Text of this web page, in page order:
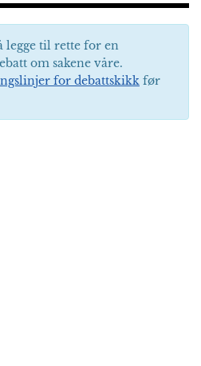
legge til rette for en
om sakene våre.
for debattskikk før